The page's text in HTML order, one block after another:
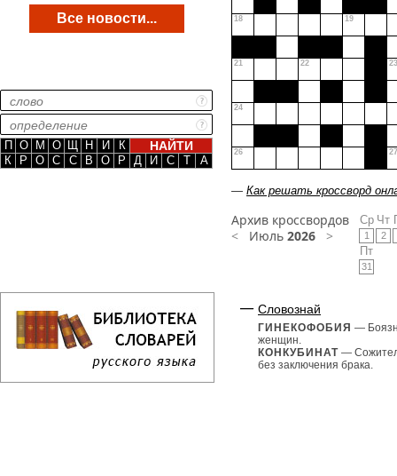
Все новости...
П О М О Щ Н И
К
К
Р О С С В О Р Д И С Т А
18 19
21 22 23
24
26 27
— Как решать кроссворд
Архив кроссвордов
< Июль 2026 >
Ср
1
Чт
2
Пт
31
Словознай
ГИНЕКОФОБИЯ —
женщин.
КОНКУБИНАТ —
без заключения брака.